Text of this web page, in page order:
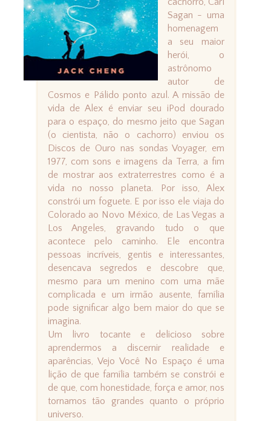
Sagan - uma
homenagem
a seu maior
herói, o
astrônomo
autor de
Cosmos e Pálido ponto azul. A missão de
vida de Alex é enviar seu iPod dourado
para o espaço, do mesmo jeito que Sagan
(o cientista, não o cachorro) enviou os
Discos de Ouro nas sondas Voyager, em
1977, com sons e imagens da Terra, a fim
de mostrar aos extraterrestres como é a
vida no nosso planeta. Por isso, Alex
constrói um foguete. E por isso ele viaja do
Colorado ao Novo México, de Las Vegas a
Los Angeles, gravando tudo o que
acontece pelo caminho. Ele encontra
pessoas incríveis, gentis e interessantes,
desencava segredos e descobre que,
mesmo para um menino com uma mãe
complicada e um irmão ausente, família
pode significar algo bem maior do que se
imagina.
Um livro tocante e delicioso sobre
aprendermos a discernir realidade e
aparências, Vejo Você No Espaço é uma
lição de que família também se constrói e
de que, com honestidade, força e amor, nos
tornamos tão grandes quanto o próprio
universo.